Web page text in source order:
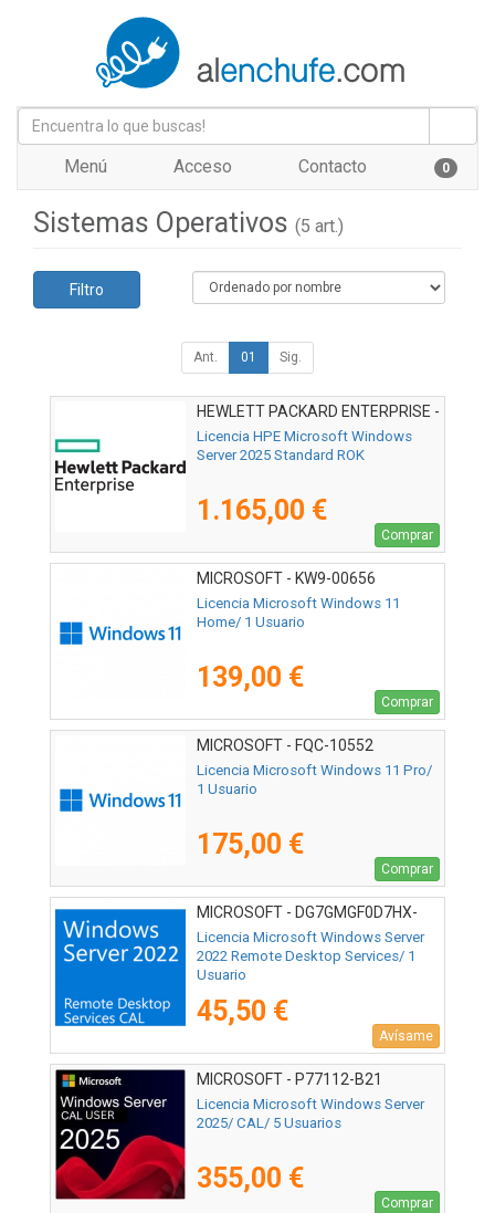
Menú Acceso Contacto 0
Sistemas Operativos (5 art.)
Filtro
Ant. 01 Sig.
HEWLETT PACKARD ENTERPRISE -
P77100-A21
Licencia HPE Microsoft Windows
Server 2025 Standard ROK
1.165,00 €
Comprar
MICROSOFT - KW9-00656
Licencia Microsoft Windows 11
Home/ 1 Usuario
139,00 €
Comprar
MICROSOFT - FQC-10552
Licencia Microsoft Windows 11 Pro/
1 Usuario
175,00 €
Comprar
MICROSOFT - DG7GMGF0D7HX-
0009
Licencia Microsoft Windows Server
2022 Remote Desktop Services/ 1
Usuario
45,50 €
Avísame
MICROSOFT - P77112-B21
Licencia Microsoft Windows Server
2025/ CAL/ 5 Usuarios
355,00 €
Comprar